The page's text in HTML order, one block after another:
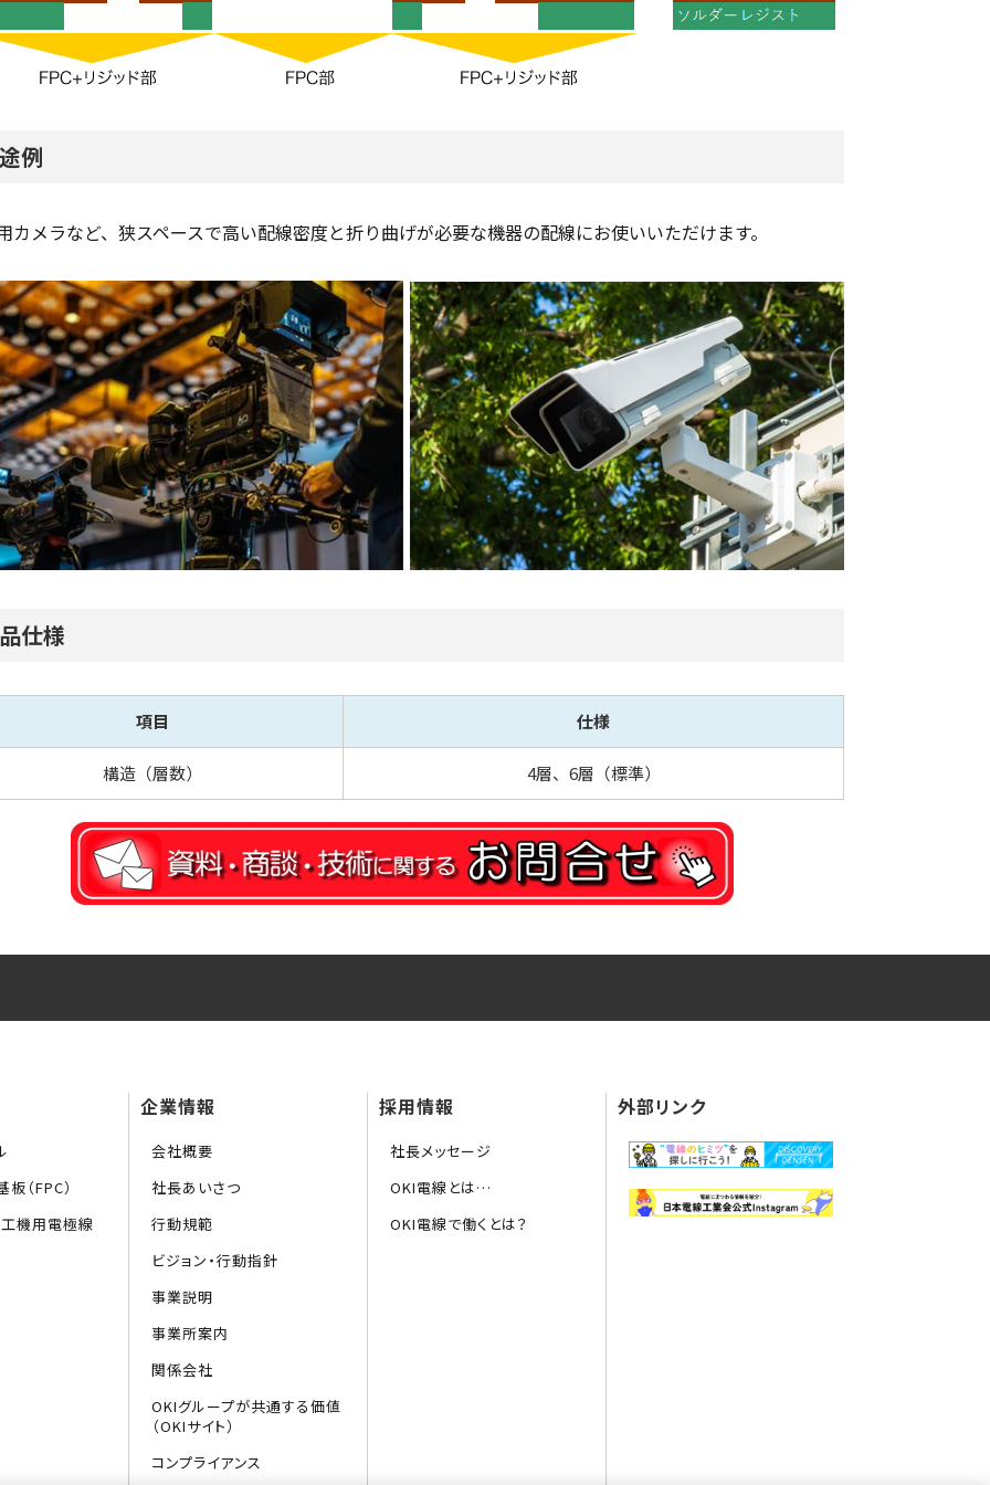
例
カメラなど、狭スペースで高い配線密度と折り曲げが必要な機器の配線にお使いいただけます。
仕様
項目 仕様
構造（層数） 4層、6層（標準）
（FPC）
機用電極線
企業情報
会社概要
社長あいさつ
行動規範
ビジョン・行動指針
事業説明
事業所案内
関係会社
OKIグループが共通する価値
（OKIサイト）
コンプライアンス
採用情報
社長メッセージ
OKI電線とは…
OKI電線で働くとは？
外部リンク